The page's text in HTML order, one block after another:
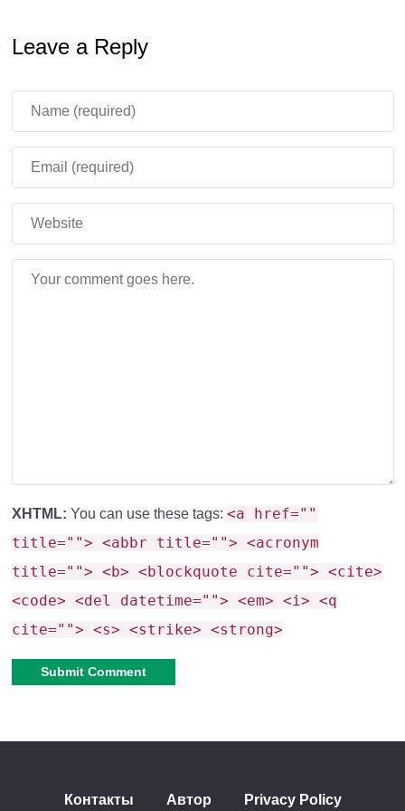
Наслаждайтесь полётом
Leave a Reply
XHTML: You can use these tags: <a href=""
title=""> <abbr title=""> <acronym
title=""> <b> <blockquote cite=""> <cite>
<code> <del datetime=""> <em> <i> <q
cite=""> <s> <strike> <strong>
Контакты Автор Privacy Policy